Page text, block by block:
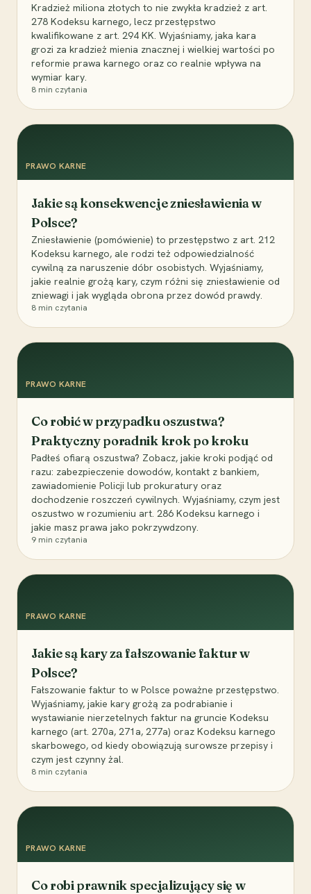
Kradzież miliona złotych to nie zwykła kradzież z art.
278 Kodeksu karnego, lecz przestępstwo
kwalifikowane z art. 294 KK. Wyjaśniamy, jaka kara
grozi za kradzież mienia znacznej i wielkiej wartości po
reformie prawa karnego oraz co realnie wpływa na
wymiar kary.
8 min czytania
PRAWO KARNE
Jakie są konsekwencje zniesławienia w
Polsce?
Zniesławienie (pomówienie) to przestępstwo z art. 212
Kodeksu karnego, ale rodzi też odpowiedzialność
cywilną za naruszenie dóbr osobistych. Wyjaśniamy,
jakie realnie grożą kary, czym różni się zniesławienie od
zniewagi i jak wygląda obrona przez dowód prawdy.
8 min czytania
PRAWO KARNE
Co robić w przypadku oszustwa?
Praktyczny poradnik krok po kroku
Padłeś ofiarą oszustwa? Zobacz, jakie kroki podjąć od
razu: zabezpieczenie dowodów, kontakt z bankiem,
zawiadomienie Policji lub prokuratury oraz
dochodzenie roszczeń cywilnych. Wyjaśniamy, czym jest
oszustwo w rozumieniu art. 286 Kodeksu karnego i
jakie masz prawa jako pokrzywdzony.
9 min czytania
PRAWO KARNE
Jakie są kary za fałszowanie faktur w
Polsce?
Fałszowanie faktur to w Polsce poważne przestępstwo.
Wyjaśniamy, jakie kary grożą za podrabianie i
wystawianie nierzetelnych faktur na gruncie Kodeksu
karnego (art. 270a, 271a, 277a) oraz Kodeksu karnego
skarbowego, od kiedy obowiązują surowsze przepisy i
czym jest czynny żal.
8 min czytania
PRAWO KARNE
Co robi prawnik specjalizujący się w